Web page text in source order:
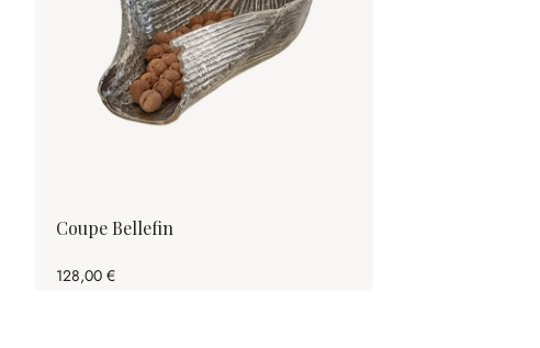
Coupe Bellefin
128,00 €